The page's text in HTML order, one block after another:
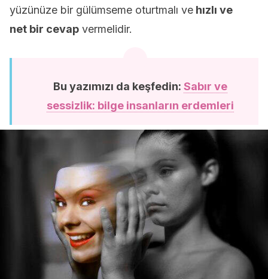
yüzünüze bir gülümseme oturtmalı ve hızlı ve
net bir cevap vermelidir.
Bu yazımızı da keşfedin: Sabır ve
sessizlik: bilge insanların erdemleri